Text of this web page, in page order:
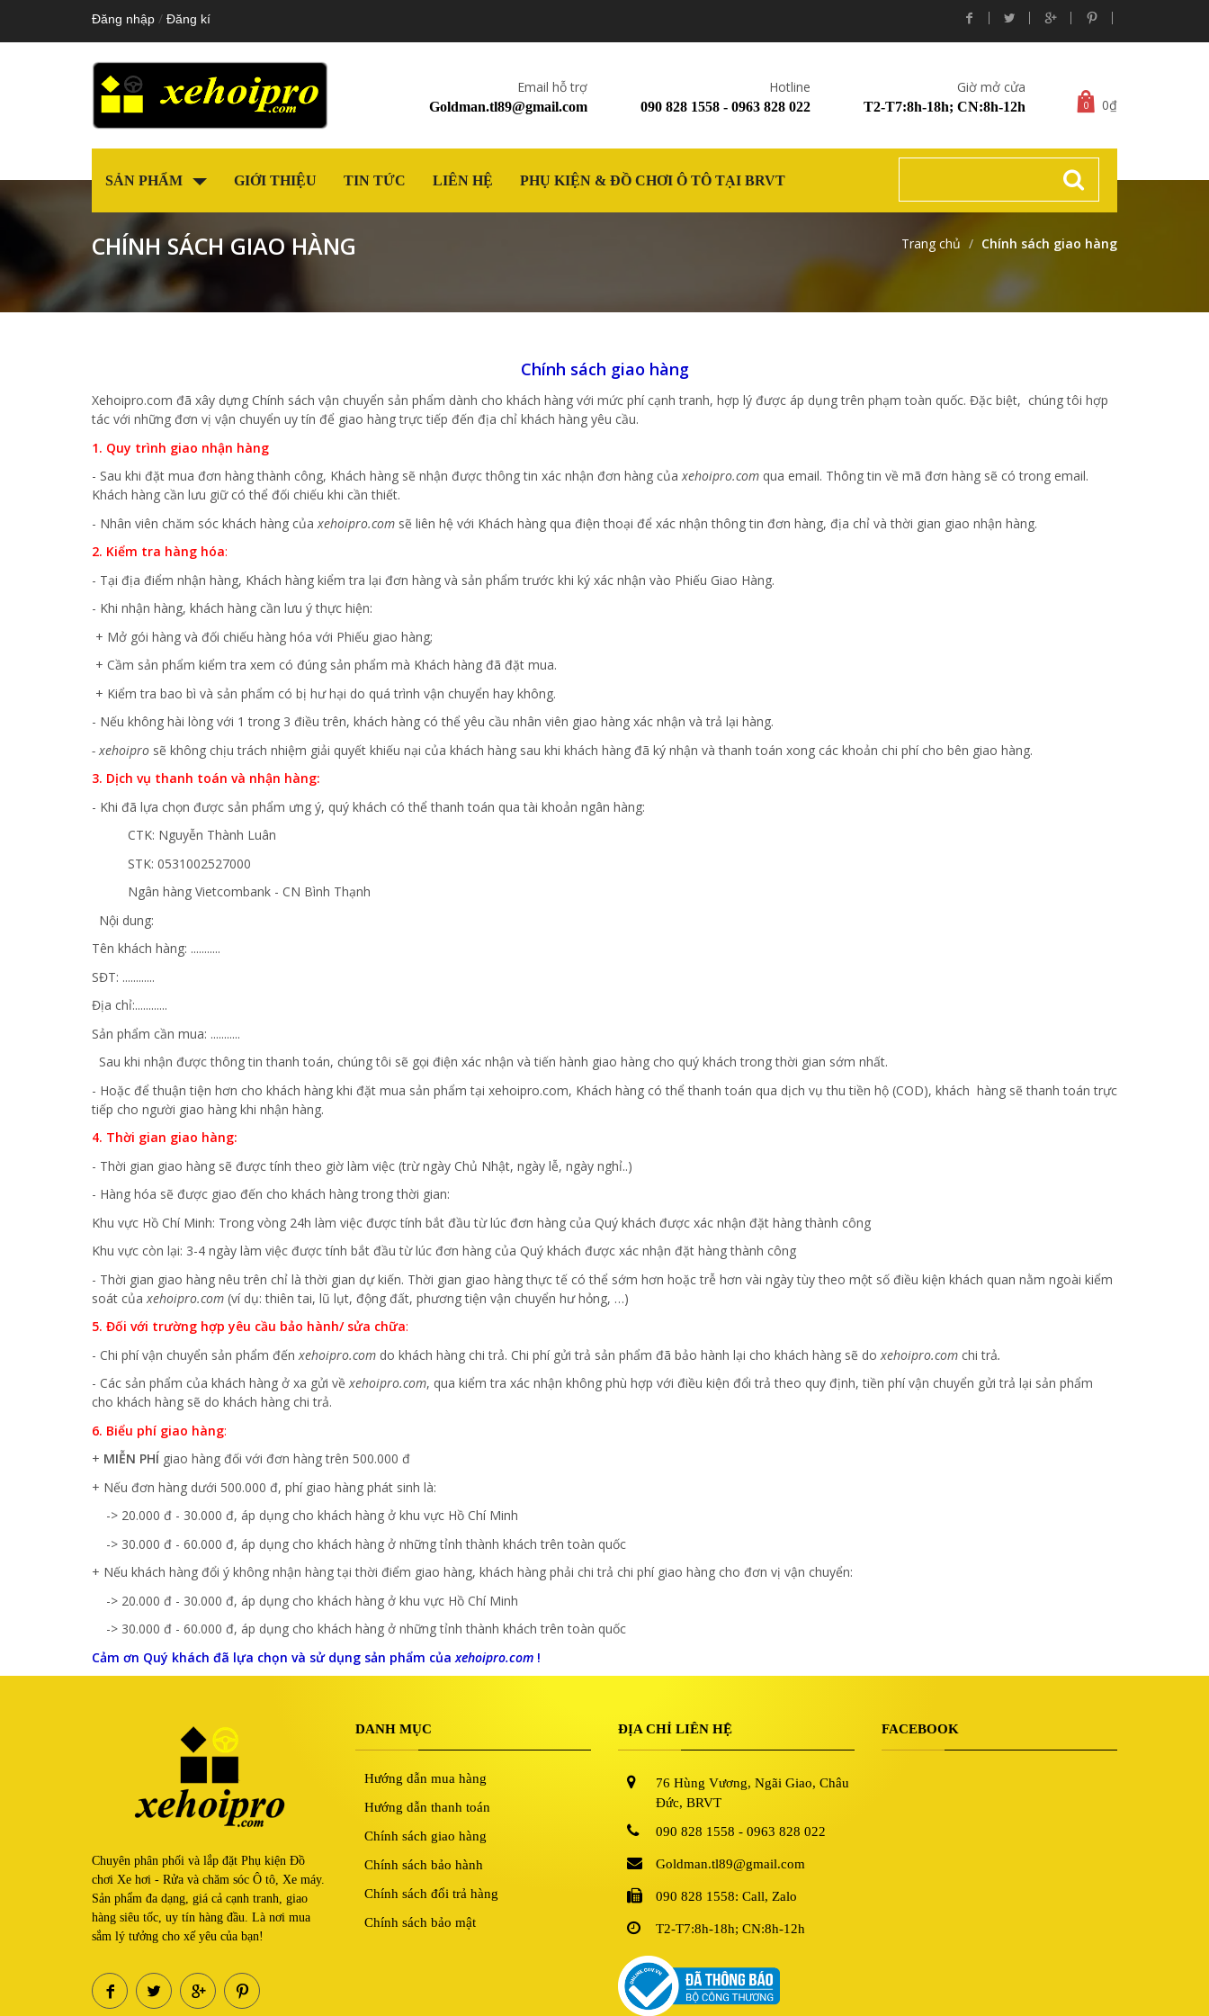
Đăng nhập / Đăng kí
Email hỗ trợ
Goldman.tl89@gmail.com
Hotline
090 828 1558 - 0963 828 022
Giờ mở cửa
T2-T7:8h-18h; CN:8h-12h 0 0₫
SẢN PHẨM GIỚI THIỆU TIN TỨC LIÊN HỆ PHỤ KIỆN & ĐỒ CHƠI Ô TÔ TẠI BRVT
CHÍNH SÁCH GIAO HÀNG Trang chủ Chính sách giao hàng
Chính sách giao hàng
Xehoipro.com đã xây dựng Chính sách vận chuyển sản phẩm dành cho khách hàng với mức phí cạnh tranh, hợp lý được áp dụng trên phạm toàn quốc. Đặc biệt, chúng tôi hợp
tác với những đơn vị vận chuyển uy tín để giao hàng trực tiếp đến địa chỉ khách hàng yêu cầu.
1. Quy trình giao nhận hàng
- Sau khi đặt mua đơn hàng thành công, Khách hàng sẽ nhận được thông tin xác nhận đơn hàng của xehoipro.com qua email. Thông tin về mã đơn hàng sẽ có trong email.
Khách hàng cần lưu giữ có thể đối chiếu khi cần thiết.
- Nhân viên chăm sóc khách hàng của xehoipro.com sẽ liên hệ với Khách hàng qua điện thoại để xác nhận thông tin đơn hàng, địa chỉ và thời gian giao nhận hàng.
2. Kiểm tra hàng hóa:
- Tại địa điểm nhận hàng, Khách hàng kiểm tra lại đơn hàng và sản phẩm trước khi ký xác nhận vào Phiếu Giao Hàng.
- Khi nhận hàng, khách hàng cần lưu ý thực hiện:
+ Mở gói hàng và đối chiếu hàng hóa với Phiếu giao hàng;
+ Cầm sản phẩm kiểm tra xem có đúng sản phẩm mà Khách hàng đã đặt mua.
+ Kiểm tra bao bì và sản phẩm có bị hư hại do quá trình vận chuyển hay không.
- Nếu không hài lòng với 1 trong 3 điều trên, khách hàng có thể yêu cầu nhân viên giao hàng xác nhận và trả lại hàng.
- xehoipro sẽ không chịu trách nhiệm giải quyết khiếu nại của khách hàng sau khi khách hàng đã ký nhận và thanh toán xong các khoản chi phí cho bên giao hàng.
3. Dịch vụ thanh toán và nhận hàng:
- Khi đã lựa chọn được sản phẩm ưng ý, quý khách có thể thanh toán qua tài khoản ngân hàng:
CTK: Nguyễn Thành Luân
STK: 0531002527000
Ngân hàng Vietcombank - CN Bình Thạnh
Nội dung:
Tên khách hàng: ...........
SĐT: ............
Địa chỉ:............
Sản phẩm cần mua: ...........
Sau khi nhận được thông tin thanh toán, chúng tôi sẽ gọi điện xác nhận và tiến hành giao hàng cho quý khách trong thời gian sớm nhất.
- Hoặc để thuận tiện hơn cho khách hàng khi đặt mua sản phẩm tại xehoipro.com, Khách hàng có thể thanh toán qua dịch vụ thu tiền hộ (COD), khách hàng sẽ thanh toán trực
tiếp cho người giao hàng khi nhận hàng.
4. Thời gian giao hàng:
- Thời gian giao hàng sẽ được tính theo giờ làm việc (trừ ngày Chủ Nhật, ngày lễ, ngày nghỉ..)
- Hàng hóa sẽ được giao đến cho khách hàng trong thời gian:
Khu vực Hồ Chí Minh: Trong vòng 24h làm việc được tính bắt đầu từ lúc đơn hàng của Quý khách được xác nhận đặt hàng thành công
Khu vực còn lại: 3-4 ngày làm việc được tính bắt đầu từ lúc đơn hàng của Quý khách được xác nhận đặt hàng thành công
- Thời gian giao hàng nêu trên chỉ là thời gian dự kiến. Thời gian giao hàng thực tế có thể sớm hơn hoặc trễ hơn vài ngày tùy theo một số điều kiện khách quan nằm ngoài kiểm
soát của xehoipro.com (ví dụ: thiên tai, lũ lụt, động đất, phương tiện vận chuyển hư hỏng, …)
5. Đối với trường hợp yêu cầu bảo hành/ sửa chữa:
- Chi phí vận chuyển sản phẩm đến xehoipro.com do khách hàng chi trả. Chi phí gửi trả sản phẩm đã bảo hành lại cho khách hàng sẽ do xehoipro.com chi trả.
- Các sản phẩm của khách hàng ở xa gửi vềxehoipro.com, qua kiểm tra xác nhận không phù hợp với điều kiện đổi trả theo quy định, tiền phí vận chuyển gửi trả lại sản phẩm
cho khách hàng sẽ do khách hàng chi trả.
6. Biểu phí giao hàng:
+ MIỄN PHÍ giao hàng đối với đơn hàng trên 500.000 đ
+ Nếu đơn hàng dưới 500.000 đ, phí giao hàng phát sinh là:
-> 20.000 đ - 30.000 đ, áp dụng cho khách hàng ở khu vực Hồ Chí Minh
-> 30.000 đ - 60.000 đ, áp dụng cho khách hàng ở những tỉnh thành khách trên toàn quốc
+ Nếu khách hàng đổi ý không nhận hàng tại thời điểm giao hàng, khách hàng phải chi trả chi phí giao hàng cho đơn vị vận chuyển:
-> 20.000 đ - 30.000 đ, áp dụng cho khách hàng ở khu vực Hồ Chí Minh
-> 30.000 đ - 60.000 đ, áp dụng cho khách hàng ở những tỉnh thành khách trên toàn quốc
Cảm ơn Quý khách đã lựa chọn và sử dụng sản phẩm của xehoipro.com !
Chuyên phân phối và lắp đặt Phụ kiện Đồ
chơi Xe hơi - Rửa và chăm sóc Ô tô, Xe máy.
Sản phẩm đa dạng, giá cả cạnh tranh, giao
hàng siêu tốc, uy tín hàng đầu. Là nơi mua
sắm lý tưởng cho xế yêu của bạn!
DANH MỤC
Hướng dẫn mua hàng
Hướng dẫn thanh toán
Chính sách giao hàng
Chính sách bảo hành
Chính sách đổi trả hàng
Chính sách bảo mật
ĐỊA CHỈ LIÊN HỆ
76 Hùng Vương, Ngãi Giao, Châu
Đức, BRVT
090 828 1558 - 0963 828 022
Goldman.tl89@gmail.com
090 828 1558: Call, Zalo
T2-T7:8h-18h; CN:8h-12h
FACEBOOK